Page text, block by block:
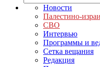
Новости
Палестино-
СВО
Интервью
Программы и
Сетка вещания
Редакция